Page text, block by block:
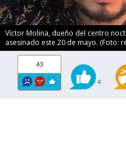
Víctor Molina, dueño del centro
asesinado este 20 de mayo. (Foto:
43
4